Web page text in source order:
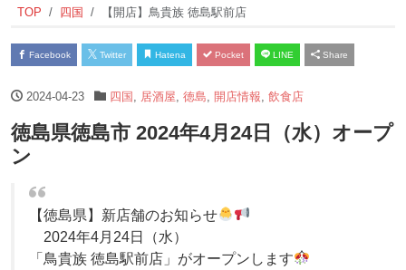
TOP 四国 【開店】鳥貴族 徳島駅前店
Facebook Twitter Hatena Pocket LINE Share
2024-04-23 四国 居酒屋 徳島 開店情報 飲食店
徳島県徳島市 2024年4月24日（水）オープ
ン
【徳島県】新店舗のお知らせ
2024年4月24日（水）
「鳥貴族 徳島駅前店」がオープンします